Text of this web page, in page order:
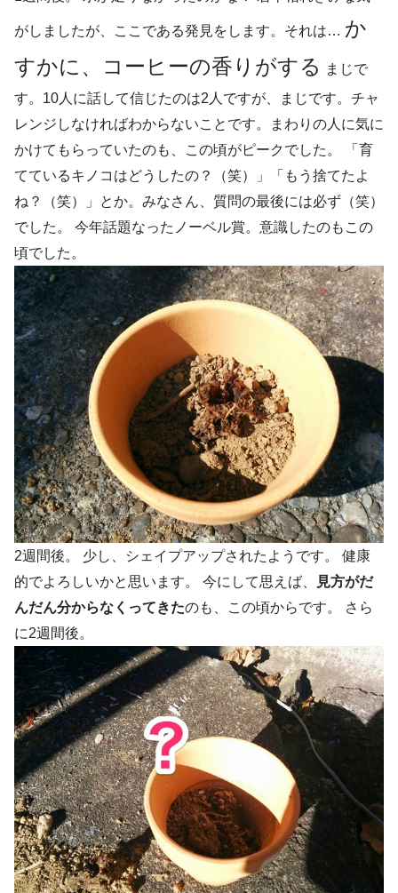
がしましたが、ここである発見をします。それは… か
すかに、コーヒーの香りがする
まじで
す。10人に話して信じたのは2人ですが、まじです。チャ
レンジしなければわからないことです。まわりの人に気に
かけてもらっていたのも、この頃がピークでした。 「育
てているキノコはどうしたの？（笑）」「もう捨てたよ
ね？（笑）」とか。みなさん、質問の最後には必ず（笑）
でした。 今年話題なったノーベル賞。意識したのもこの
頃でした。
2週間後。 少し、シェイプアップされたようです。 健康
的でよろしいかと思います。 今にして思えば、
見方がだ
んだん分からなくってきたのも、この頃からです。 さら
に2週間後。